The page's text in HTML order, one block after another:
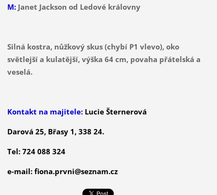
M: Janet Jackson od Ledové královny
Silná kostra, nůžkový skus (chybí P1 vlevo), oko
světlejší a kulatější, výška 64 cm, povaha přátelská a
veselá.
Kontakt na majitele: Lucie Šternerová
Darová 25, Břasy 1, 338 24.
Tel: 724 088 324
e-mail: fiona.prvni@seznam.cz